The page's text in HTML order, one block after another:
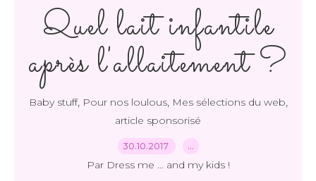
Quel lait infantile
après l'allaitement ?
Baby stuff, Pour nos loulous, Mes sélections du web,
article sponsorisé
30.10.2017 …
Par Dress me ... and my kids !